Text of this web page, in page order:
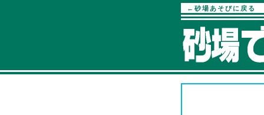
←砂場あそびに戻る